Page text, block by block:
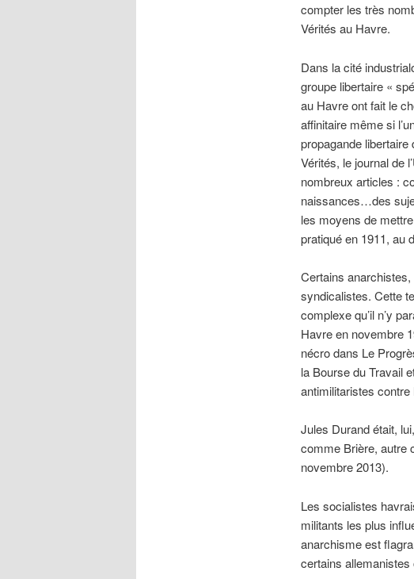
compter les très
Vérités au Havre.
Dans la cité
groupe libertaire «
au Havre ont fait le
affinitaire même si
propagande libertaire
Vérités, le journal de
nombreux articles :
naissances…des
les moyens de
pratiqué en 1911, au
Certains anarchistes,
syndicalistes. Cette
complexe qu’il n’y
Havre en novembre
nécro dans Le
la Bourse du Travail
antimilitaristes
Jules Durand était,
comme Brière, autre
novembre 2013).
Les socialistes
militants les plus
anarchisme est
certains